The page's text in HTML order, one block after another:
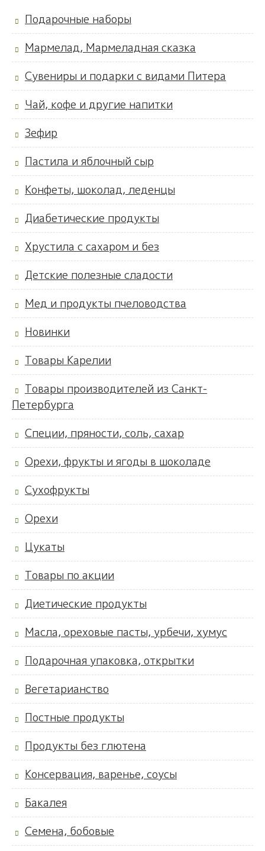
Подарочные наборы
Мармелад, Мармеладная сказка
Сувениры и подарки с видами Питера
Чай, кофе и другие напитки
Зефир
Пастила и яблочный сыр
Конфеты, шоколад, леденцы
Диабетические продукты
Хрустила с сахаром и без
Детские полезные сладости
Мед и продукты пчеловодства
Новинки
Товары Карелии
Товары производителей из Санкт-
Петербурга
Специи, пряности, соль, сахар
Орехи, фрукты и ягоды в шоколаде
Сухофрукты
Орехи
Цукаты
Товары по акции
Диетические продукты
Масла, ореховые пасты, урбечи, хумус
Подарочная упаковка, открытки
Вегетарианство
Постные продукты
Продукты без глютена
Консервация, варенье, соусы
Бакалея
Семена, бобовые